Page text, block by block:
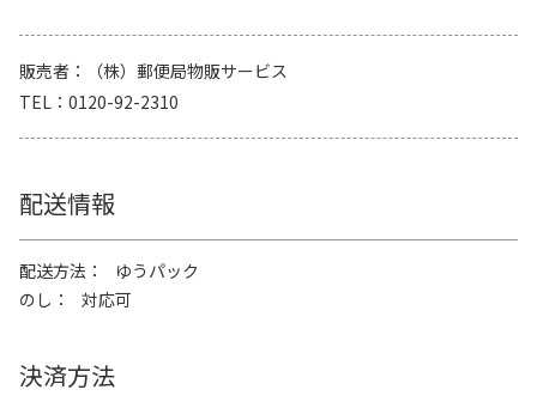
販売者
（株）郵便局物販サービス
TEL
0120-92-2310
配送情報
配送方法
ゆうパック
のし
対応可
決済方法